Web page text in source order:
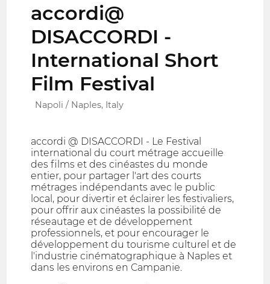
accordi@
DISACCORDI -
International Short
Film Festival
Napoli / Naples, Italy
accordi @ DISACCORDI - Le Festival
international du court métrage accueille
des films et des cinéastes du monde
entier, pour partager l'art des courts
métrages indépendants avec le public
local, pour divertir et éclairer les festivaliers,
pour offrir aux cinéastes la possibilité de
réseautage et de développement
professionnels, et pour encourager le
développement du tourisme culturel et de
l'industrie cinématographique à Naples et
dans les environs en Campanie.